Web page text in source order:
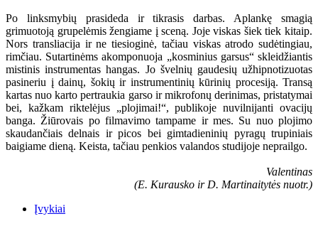
Po linksmybių prasideda ir tikrasis darbas. Aplankę smagią
grimuotoją grupelėmis žengiame į sceną. Joje viskas šiek tiek kitaip.
Nors transliacija ir ne tiesioginė, tačiau viskas atrodo sudėtingiau,
rimčiau. Sutartinėms akomponuoja „kosminius garsus“ skleidžiantis
mistinis instrumentas hangas. Jo švelnių gaudesių užhipnotizuotas
pasineriu į dainų, šokių ir instrumentinių kūrinių procesiją. Transą
kartas nuo karto pertraukia garso ir mikrofonų derinimas, pristatymai
bei, kažkam riktelėjus „plojimai!“, publikoje nuvilnijanti ovacijų
banga. Žiūrovais po filmavimo tampame ir mes. Su nuo plojimo
skaudančiais delnais ir picos bei gimtadieninių pyragų trupiniais
baigiame dieną. Keista, tačiau penkios valandos studijoje neprailgo.
Valentinas
(E. Kurausko ir D. Martinaitytės nuotr.)
Įvykiai